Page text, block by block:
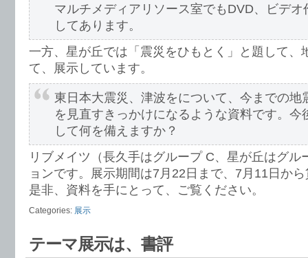
マルチメディアリソース室でもDVD、ビデ
してあります。
一方、星が丘では「震災をひもとく」と題して、
て、展示しています。
東日本大震災、津波をについて、今までの地
を見直すきっかけになるような資料です。今
して何を備えますか？
リブメイツ（長久手はグループ C、星が丘はグル
ョンです。展示期間は7月22日まで、7月11日か
是非、資料を手にとって、ご覧ください。
Categories: 展示
テーマ展示は、書評